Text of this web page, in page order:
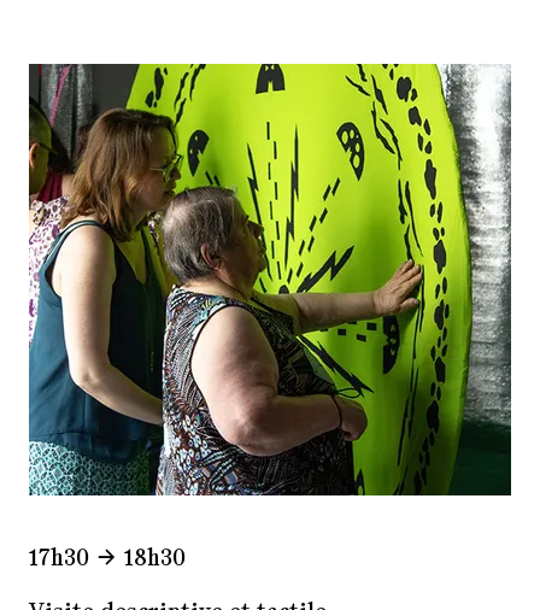
17h30 18h30